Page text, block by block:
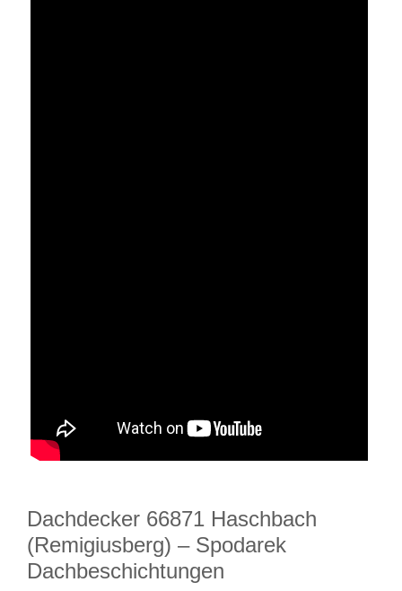
Dachdecker 66871 Haschbach
(Remigiusberg) – Spodarek
Dachbeschichtungen